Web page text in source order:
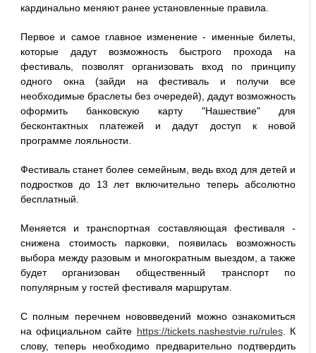
кардинально меняют ранее установленные правила.
Первое и самое главное изменение - именные билеты,
которые дадут возможность быстрого прохода на
фестиваль, позволят организовать вход по принципу
одного окна (зайди на фестиваль и получи все
необходимые браслеты без очередей), дадут возможность
оформить банковскую карту "Нашествие" для
бесконтактных платежей и дадут доступ к новой
программе лояльности.
Фестиваль станет более семейным, ведь вход для детей и
подростков до 13 лет включительно теперь абсолютно
бесплатный.
Меняется и транспортная составляющая фестиваля -
снижена стоимость парковки, появилась возможность
выбора между разовым и многократным выездом, а также
будет организован общественный транспорт по
популярным у гостей фестиваля маршрутам.
С полным перечнем нововведений можно ознакомиться
на официальном сайте https://tickets.nashestvie.ru/rules. К
слову, теперь необходимо предварительно подтвердить